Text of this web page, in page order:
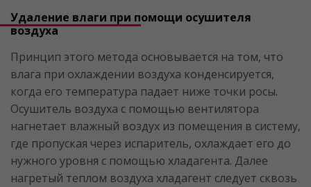
Удаление влаги при помощи осушителя
воздуха
Принцип этого метода основывается на том, что
влага при охлаждении воздуха конденсируется,
когда его температура падает ниже точки росы.
Осушитель воздуха с помощью вентилятора
нагнетает влажный воздух из помещения в систему,
где пропуская через испаритель, охлаждает его до
нужного уровня с помощью хладагента. Далее
нагретый теплом воздуха хладагент следует сквозь